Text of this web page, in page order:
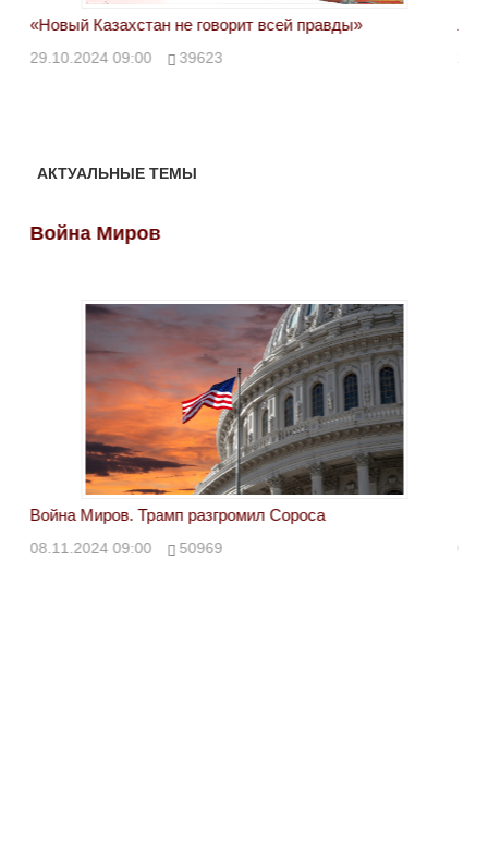
«Новый Казахстан не говорит всей правды»
29.10.2024 09:00 39623
АКТУАЛЬНЫЕ ТЕМЫ
Война Миров
Война Миров. Трамп разгромил Сороса
08.11.2024 09:00 50969